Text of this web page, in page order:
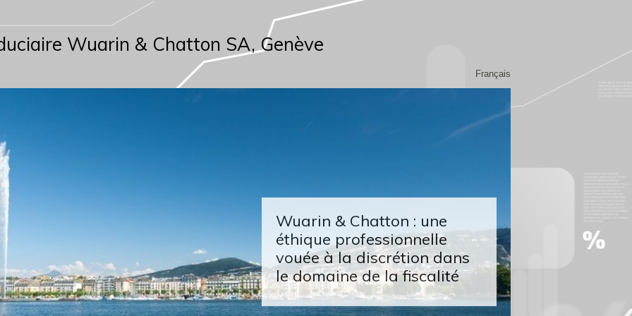
Français
Wuarin & Chatton SA, Genève
Wuarin & Chatton : une
éthique professionnelle
vouée à la discrétion dans
le domaine de la fiscalité